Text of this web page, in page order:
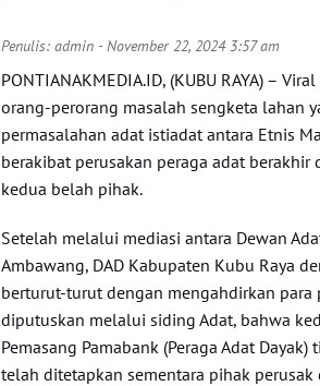
Penulis:admin - November 22, 2024 3:57 am
PONTIANAKMEDIA.ID, (KUBU RAYA) –
orang-perorang masalah sengketa lahan
permasalahan adat istiadat antara Etnis
berakibat perusakan peraga adat
kedua belah pihak.
Setelah melalui mediasi antara Dewan
Ambawang, DAD Kabupaten Kubu Raya
berturut-turut dengan mengahdirkan
diputuskan melalui siding Adat, bahwa
Pemasang Pamabank (Peraga Adat
telah ditetapkan sementara pihak